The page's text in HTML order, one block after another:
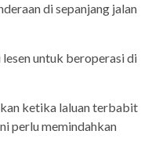
di sepanjang jalan
untuk beroperasi di
ketika laluan terbabit
perlu memindahkan